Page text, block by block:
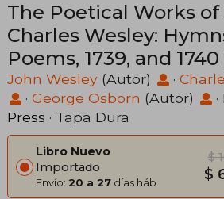
The Poetical Works of
Charles Wesley:
Poems, 1739, and
John Wesley (Autor) ·
· George Osborn (Autor) ·
Press · Tapa Dura
Libro Nuevo
Importado
Envío: 20 a 27 días háb.
$
$